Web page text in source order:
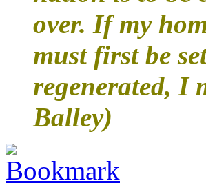
over. If my
must first be
regenerated, I
Balley)